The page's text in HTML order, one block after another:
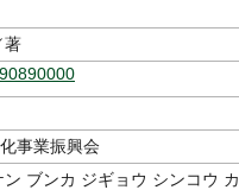
著
事業振興会
ン ブンカ ジギョウ シンコウ